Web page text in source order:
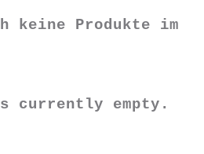
keine Produkte im
currently empty.